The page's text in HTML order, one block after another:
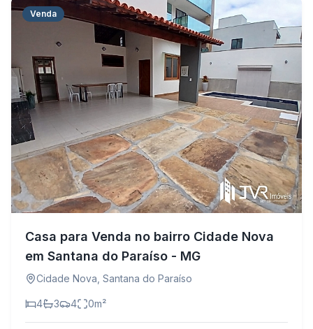
Venda
Casa para Venda no bairro Cidade Nova
em Santana do Paraíso - MG
Cidade Nova Santana do Paraíso
4 3 4 0m²